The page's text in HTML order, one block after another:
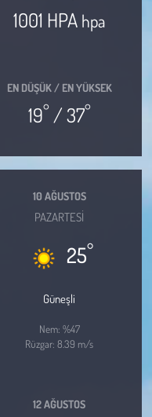
1001 HPA hpa
EN DÜŞÜK / EN YÜKSEK
19°/ 37°
10 AĞUSTOS
PAZARTESI
25°
Güneşli
Nem: %47
Rüzgar: 8.39 m/s
12 AĞUSTOS